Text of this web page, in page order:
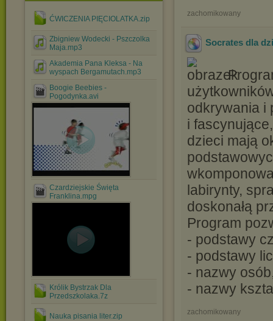
ĆWICZENIA PIĘCIOLATKA.zip
Zbigniew Wodecki - Pszczolka
Maja.mp3
Akademia Pana Kleksa - Na
wyspach Bergamutach.mp3
Boogie Beebies -
Pogodynka.avi
Czardziejskie Święta
Franklina.mpg
Królik Bystrzak Dla
Przedszkolaka.7z
Nauka pisania liter.zip
zachomikowany
Socrates dla
odkrywania i
i
dzieci mają
labirynty,
doskonałą
Program
- podstawy
- podstawy
- nazwy
- nazwy
zachomikowany